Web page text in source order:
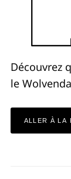
Découvrez
le
ALLER À LA